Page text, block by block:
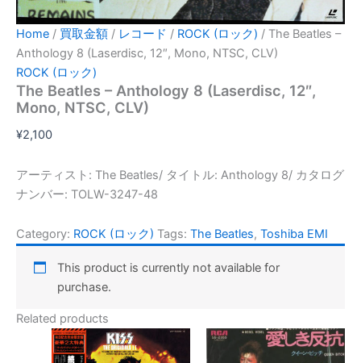
Home / 買取金額 / レコード / ROCK (ロック) / The Beatles –
Anthology 8 (Laserdisc, 12″, Mono, NTSC, CLV)
ROCK (ロック)
The Beatles – Anthology 8 (Laserdisc, 12″,
Mono, NTSC, CLV)
¥2,100
アーティスト: The Beatles/ タイトル: Anthology 8/ カタログ
ナンバー: TOLW-3247-48
Category: ROCK (ロック) Tags: The Beatles, Toshiba EMI
This product is currently not available for
purchase.
Related products